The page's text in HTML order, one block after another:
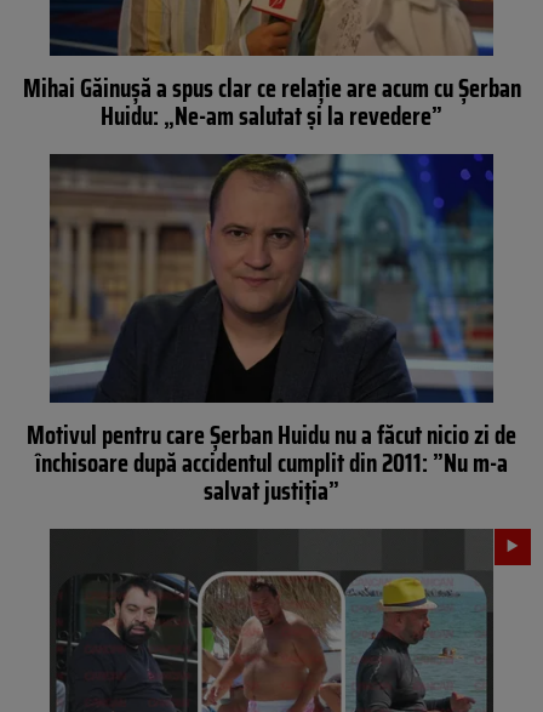
Mihai Găinușă a spus clar ce relație are acum cu Șerban
Huidu: „Ne-am salutat și la revedere”
Motivul pentru care Șerban Huidu nu a făcut nicio zi de
închisoare după accidentul cumplit din 2011: ”Nu m-a
salvat justiția”